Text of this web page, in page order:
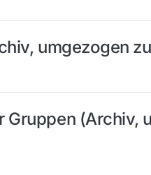
umgezogen
Gruppen (Archiv,